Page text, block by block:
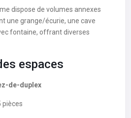
dispose de volumes annexes
une grange/écurie, une cave
fontaine, offrant diverses
espaces
de-duplex
pièces